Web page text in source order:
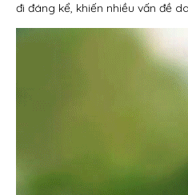
đi đáng kể, khiến nhiều vấn đề